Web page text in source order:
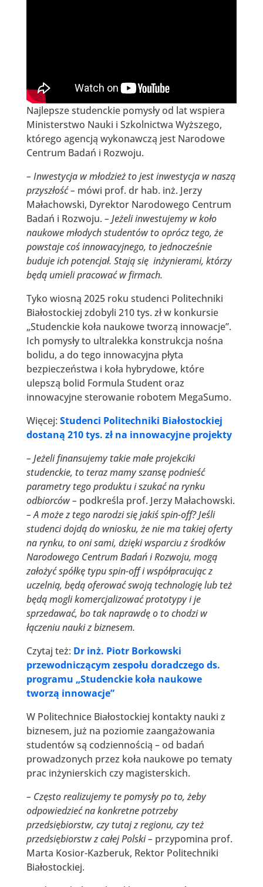
Najlepsze studenckie pomysły od lat wspiera
Ministerstwo Nauki i Szkolnictwa Wyższego,
którego agencją wykonawczą jest Narodowe
Centrum Badań i Rozwoju.
– Inwestycja w młodzież to jest inwestycja w naszą
przyszłość – mówi prof. dr hab. inż. Jerzy
Małachowski, Dyrektor Narodowego Centrum
Badań i Rozwoju. – Jeżeli inwestujemy w koło
naukowe młodych studentów to oprócz tego, że
powstaje coś innowacyjnego, to jednocześnie
buduje ich potencjał. Stają się inżynierami, którzy
będą umieli pracować w firmach.
Tyko wiosną 2025 roku studenci Politechniki
Białostockiej zdobyli 210 tys. zł w konkursie
„Studenckie koła naukowe tworzą innowacje”.
Ich pomysły to ultralekka konstrukcja nośna
bolidu, a do tego innowacyjna płyta
bezpieczeństwa i koła hybrydowe, które
ulepszą bolid Formula Student oraz
innowacyjne sterowanie robotem MegaSumo.
Więcej: Studenci Politechniki Białostockiej
dostaną 210 tys. zł na innowacyjne projekty
– Jeżeli finansujemy takie małe projekciki
studenckie, to teraz mamy szansę podnieść
parametry tego produktu i szukać na rynku
odbiorców – podkreśla prof. Jerzy Małachowski.
– A może z tego narodzi się jakiś spin-off? Jeśli
studenci dojdą do wniosku, że nie ma takiej oferty
na rynku, to oni sami, dzięki wsparciu z środków
Narodowego Centrum Badań i Rozwoju, mogą
założyć spółkę typu spin-off i współpracując z
uczelnią, będą oferować swoją technologię lub też
będą mogli komercjalizować prototypy i je
sprzedawać, bo tak naprawdę o to chodzi w
łączeniu nauki z biznesem.
Czytaj też: Dr inż. Piotr Borkowski
przewodniczącym zespołu doradczego ds.
programu „Studenckie koła naukowe
tworzą innowacje”
W Politechnice Białostockiej kontakty nauki z
biznesem, już na poziomie zaangażowania
studentów są codziennością – od badań
prowadzonych przez koła naukowe po tematy
prac inżynierskich czy magisterskich.
– Często realizujemy te pomysły po to, żeby
odpowiedzieć na konkretne potrzeby
przedsiębiorstw, czy tutaj z regionu, czy też
przedsiębiorstw z całej Polski – przypomina prof.
Marta Kosior-Kazberuk, Rektor Politechniki
Białostockiej.